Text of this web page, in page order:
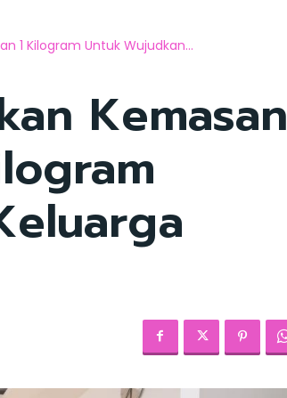
1 Kilogram Untuk Wujudkan...
Kemasan